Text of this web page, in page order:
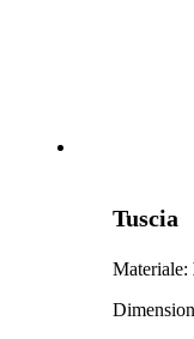
Tuscia
Materiale: